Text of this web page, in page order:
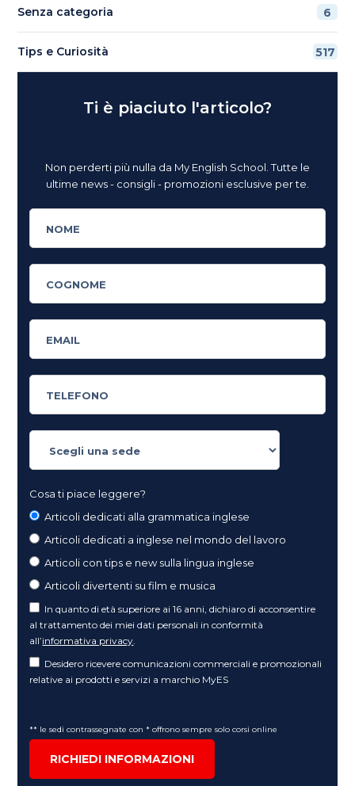
Senza categoria 6
Tips e Curiosità 517
Ti è piaciuto l'articolo?
Non perderti più nulla da My English School. Tutte le
ultime news - consigli - promozioni esclusive per te.
Cosa ti piace leggere?
Articoli dedicati alla grammatica inglese
Articoli dedicati a inglese nel mondo del lavoro
Articoli con tips e new sulla lingua inglese
Articoli divertenti su film e musica
In quanto di età superiore ai 16 anni, dichiaro di acconsentire
al trattamento dei miei dati personali in conformità
all’informativa privacy
Desidero ricevere comunicazioni commerciali e promozionali
relative ai prodotti e servizi a marchio MyES
** le sedi contrassegnate con * offrono sempre solo corsi online
RICHIEDI INFORMAZIONI